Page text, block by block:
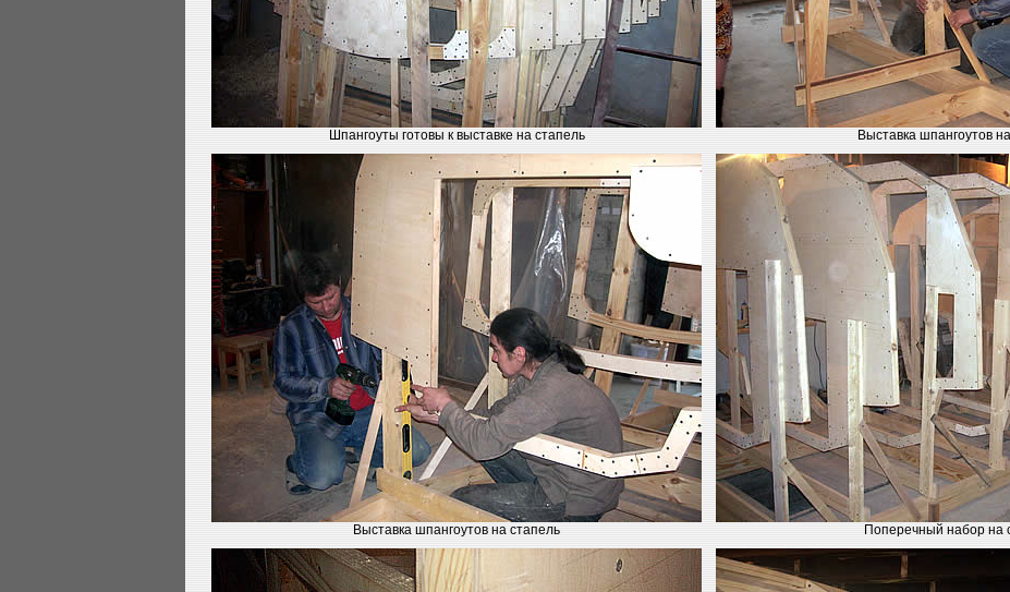
Шпангоуты готовы к выставке на стапель Выставка шпангоутов
Выставка шпангоутов на стапель Поперечный набор на